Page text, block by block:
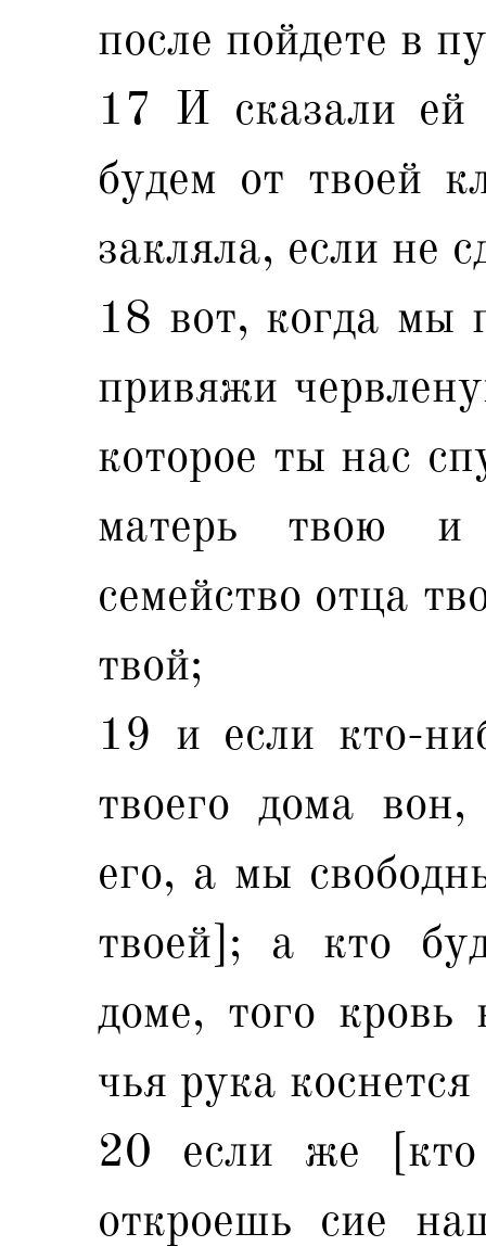
после пойдете в
17 И сказали
будем от твоей
закляла, если не
18 вот, когда мы
привяжи
которое ты нас
матерь твою и
семейство отца
твой;
19 и если кто-
твоего дома
его, а мы
твоей]; а кто
доме, того
чья рука коснется
20 если же
откроешь сие